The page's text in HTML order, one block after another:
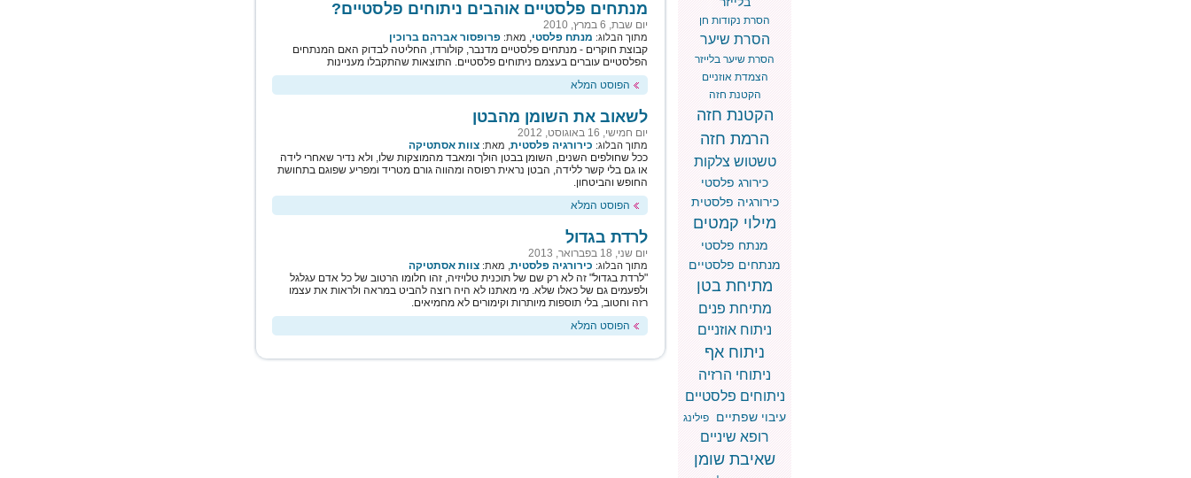
מנתחים פלסטיים אוהבים ניתוחים פלסטיים?
יום שבת, 6 במרץ, 2010
מתוך הבלוג: מנתח פלסטי, מאת: פרופסור אברהם ברוכין
קבוצת חוקרים - מנתחים פלסטיים מדנבר, קולורדו, החליטה לבדוק האם המנתחים
הפלסטיים עוברים בעצמם ניתוחים פלסטיים. התוצאות שהתקבלו מעניינות
הפוסט המלא
לשאוב את השומן מהבטן
יום חמישי, 16 באוגוסט, 2012
מתוך הבלוג: כירורגיה פלסטית, מאת: צוות אסתטיקה
ככל שחולפים השנים, השומן בבטן הולך ומאבד מהמוצקות שלו, ולא נדיר שאחרי לידה
או גם בלי קשר ללידה, הבטן נראית רפוסה ומהווה גורם מטריד ומפריע שפוגם בתחושת
החופש והביטחון.
הפוסט המלא
לרדת בגדול
יום שני, 18 בפברואר, 2013
מתוך הבלוג: כירורגיה פלסטית, מאת: צוות אסתטיקה
"לרדת בגדול" זה לא רק שם של תוכנית טלויזיה, זהו חלומו הרטוב של כל אדם עגלגל
ולפעמים גם של כאלו שלא. מי מאתנו לא היה רוצה להביט במראה ולראות את עצמו
רזה וחטוב, בלי תוספות מיותרות וקימורים לא מחמיאים.
הפוסט המלא
הסרת נקודות חן
הסרת שיער
הסרת שיער בלייזר
הצמדת אוזניים
הקטנת חזה
הקטנת חזה
הרמת חזה
טשטוש צלקות
כירורג פלסטי
כירורגיה פלסטית
מילוי קמטים
מנתח פלסטי
מנתחים פלסטיים
מתיחת בטן
מתיחת פנים
ניתוח אוזניים
ניתוח אף
ניתוחי הרזיה
ניתוחים פלסטיים
עיבוי שפתיים פילינג
רופא שיניים
שאיבת שומן